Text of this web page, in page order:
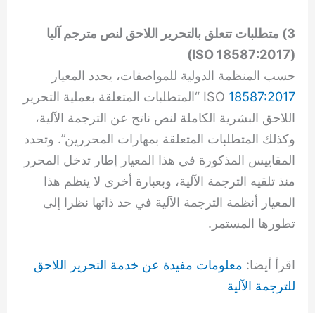
3) متطلبات تتعلق بالتحرير اللاحق لنص مترجم آليا
(
18587:2017 ISO
)
حسب المنظمة الدولية للمواصفات، يحدد المعيار
ISO 18587:2017
“المتطلبات المتعلقة بعملية التحرير
اللاحق البشرية الكاملة لنص ناتج عن الترجمة الآلية،
وكذلك المتطلبات المتعلقة بمهارات المحررين”. وتحدد
المقاييس المذكورة في هذا المعيار إطار تدخل المحرر
منذ تلقيه الترجمة الآلية، وبعبارة أخرى لا ينظم هذا
المعيار أنظمة الترجمة الآلية في حد ذاتها نظرا إلى
تطورها المستمر.
اقرأ أيضا: معلومات مفيدة عن خدمة التحرير اللاحق
للترجمة الآلية